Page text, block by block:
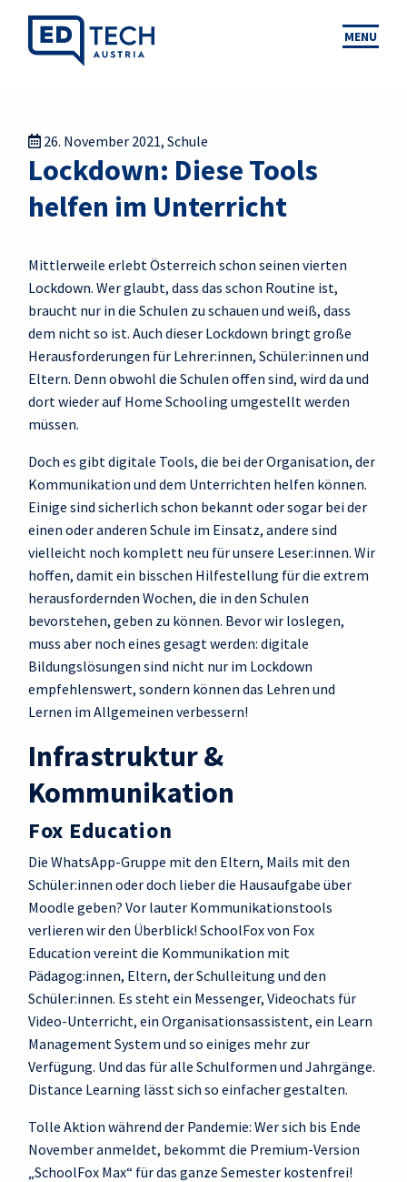
MENU
26. November 2021, Schule
Lockdown: Diese Tools
helfen im Unterricht
Mittlerweile erlebt Österreich schon seinen vierten
Lockdown. Wer glaubt, dass das schon Routine ist,
braucht nur in die Schulen zu schauen und weiß, dass
dem nicht so ist. Auch dieser Lockdown bringt große
Herausforderungen für Lehrer:innen, Schüler:innen und
Eltern. Denn obwohl die Schulen offen sind, wird da und
dort wieder auf Home Schooling umgestellt werden
müssen.
Doch es gibt digitale Tools, die bei der Organisation, der
Kommunikation und dem Unterrichten helfen können.
Einige sind sicherlich schon bekannt oder sogar bei der
einen oder anderen Schule im Einsatz, andere sind
vielleicht noch komplett neu für unsere Leser:innen. Wir
hoffen, damit ein bisschen Hilfestellung für die extrem
herausfordernden Wochen, die in den Schulen
bevorstehen, geben zu können. Bevor wir loslegen,
muss aber noch eines gesagt werden: digitale
Bildungslösungen sind nicht nur im Lockdown
empfehlenswert, sondern können das Lehren und
Lernen im Allgemeinen verbessern!
Infrastruktur &
Kommunikation
Fox Education
Die WhatsApp-Gruppe mit den Eltern, Mails mit den
Schüler:innen oder doch lieber die Hausaufgabe über
Moodle geben? Vor lauter Kommunikationstools
verlieren wir den Überblick! SchoolFox von Fox
Education vereint die Kommunikation mit
Pädagog:innen, Eltern, der Schulleitung und den
Schüler:innen. Es steht ein Messenger, Videochats für
Video-Unterricht, ein Organisationsassistent, ein Learn
Management System und so einiges mehr zur
Verfügung. Und das für alle Schulformen und Jahrgänge.
Distance Learning lässt sich so einfacher gestalten.
Tolle Aktion während der Pandemie: Wer sich bis Ende
November anmeldet, bekommt die Premium-Version
„SchoolFox Max“ für das ganze Semester kostenfrei!